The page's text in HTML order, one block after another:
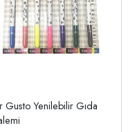
Gusto Yenilebilir Gıda